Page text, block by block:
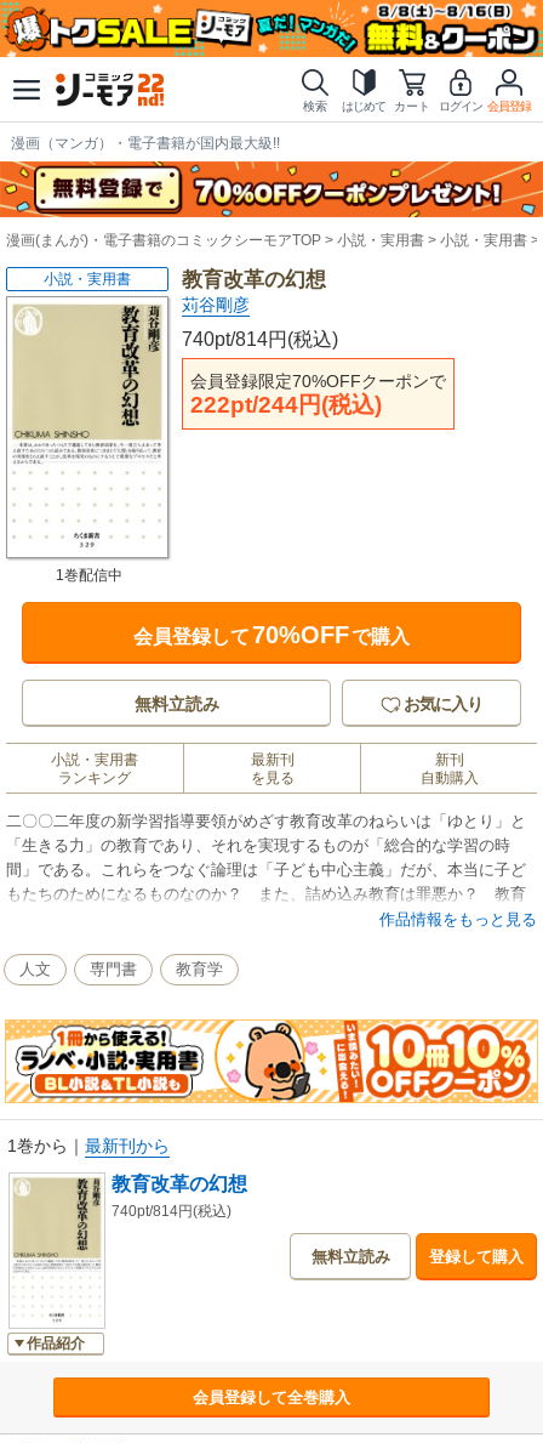
検索 はじめて カート ログイン 会員登録
漫画（マンガ）・電子書籍が国内最大級!!
漫画(まんが)・電子書籍のコミックシーモアTOP 小説・実用書 小説・実用書
教育改革の幻想
苅谷剛彦
740pt/814円(税込)
会員登録限定70%OFFクーポンで
222pt/244円(税込)
小説・実用書
1巻配信中
会員登録して70%OFFで購入
無料立読み お気に入り
小説・実用書
ランキング
最新刊
を見る
新刊
自動購入
二〇〇二年度の新学習指導要領がめざす教育改革のねらいは「ゆとり」と
「生きる力」の教育であり、それを実現するものが「総合的な学習の時
間」である。これらをつなぐ論理は「子ども中心主義」だが、本当に子ど
もたちのためになるものなのか？ また、詰め込み教育は罪悪か？ 教育
作品情報をもっと見る
人文 専門書 教育学
1巻から ｜ 最新刊から
作品紹介
教育改革の幻想
740pt/814円(税込)
無料立読み 登録して購入
会員登録して全巻購入